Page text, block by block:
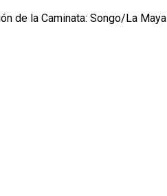
de la Caminata: Songo/La Maya